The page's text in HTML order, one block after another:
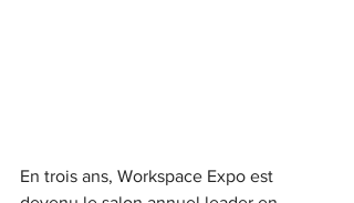
En trois ans, Workspace Expo est